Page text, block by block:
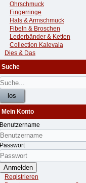
Ohrschmuck
Fingerringe
Hals & Armschmuck
Fibeln & Broschen
Lederbänder & Ketten
Collection Kalevala
Dies & Das
Suche
Mein Konto
Benutzername
Passwort
Anmelden
Registrieren